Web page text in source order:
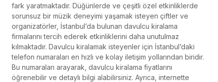
fark yaratmaktadır. Düğünlerde ve çeşitli özel etkinliklerde
sorunsuz bir müzik deneyimi yaşamak isteyen çiftler ve
organizatörler, İstanbul’da bulunan davulcu kiralama
firmalarını tercih ederek etkinliklerini daha unutulmaz
kılmaktadır. Davulcu kiralamak isteyenler için İstanbul’daki
telefon numaraları en hızlı ve kolay iletişim yollarından biridir.
Bu numaraları arayarak, davulcu kiralama fiyatlarını
öğrenebilir ve detaylı bilgi alabilirsiniz. Ayrıca, internette